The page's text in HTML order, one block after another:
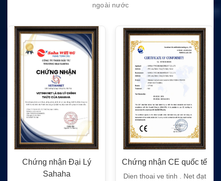
ngoài nước
Chứng nhận Đại Lý
Sahaha
Chứng nhận CE quốc tế
Dien thoai ve tinh . Net đạt